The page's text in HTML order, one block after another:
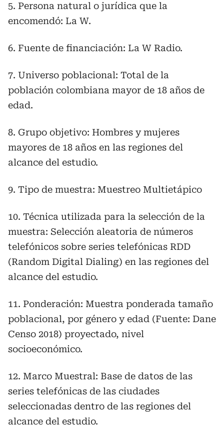
5. Persona natural o jurídica que la
encomendó: La W.
6. Fuente de financiación: La W Radio.
7. Universo poblacional: Total de la
población colombiana mayor de 18 años de
edad.
8. Grupo objetivo: Hombres y mujeres
mayores de 18 años en las regiones del
alcance del estudio.
9. Tipo de muestra: Muestreo Multietápico
10. Técnica utilizada para la selección de la
muestra: Selección aleatoria de números
telefónicos sobre series telefónicas RDD
(Random Digital Dialing) en las regiones del
alcance del estudio.
11. Ponderación: Muestra ponderada tamaño
poblacional, por género y edad (Fuente: Dane
Censo 2018) proyectado, nivel
socioeconómico.
12. Marco Muestral: Base de datos de las
series telefónicas de las ciudades
seleccionadas dentro de las regiones del
alcance del estudio.